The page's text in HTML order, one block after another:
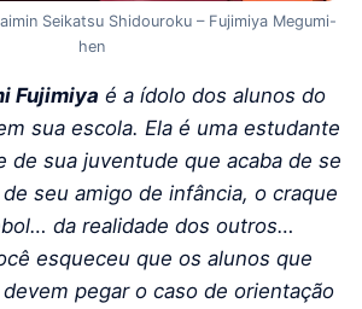
Seikatsu Shidouroku – Fujimiya Megumi-
hen
Fujimiya é a ídolo dos alunos do
sua escola. Ela é uma estudante
de sua juventude que acaba de se
seu amigo de infância, o craque
da realidade dos outros…
esqueceu que os alunos que
pegar o caso de orientação